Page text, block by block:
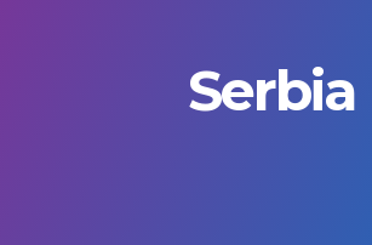
Serbia